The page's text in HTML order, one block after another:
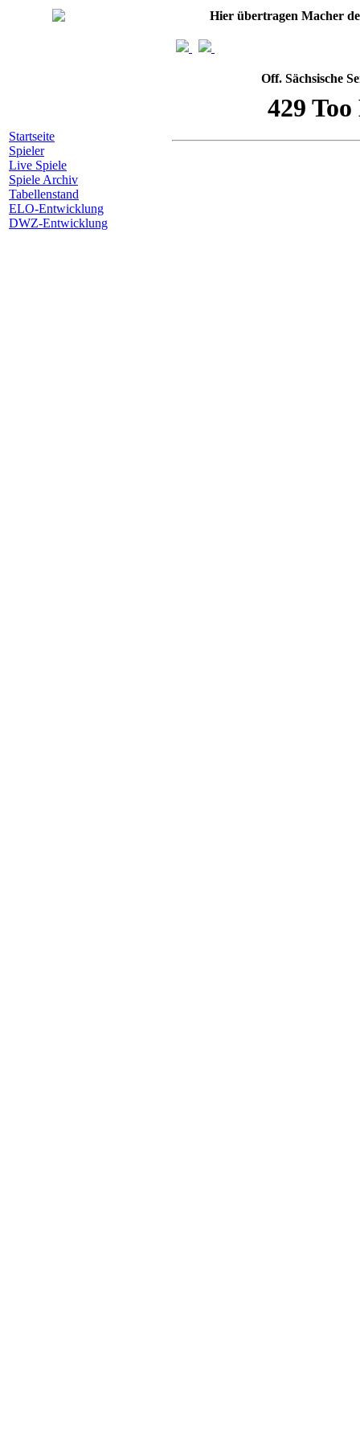
Startseite
Spieler
Live Spiele
Spiele Archiv
Tabellenstand
ELO-Entwicklung
DWZ-Entwicklung
Hier übertragen Macher
Off. Sächsische